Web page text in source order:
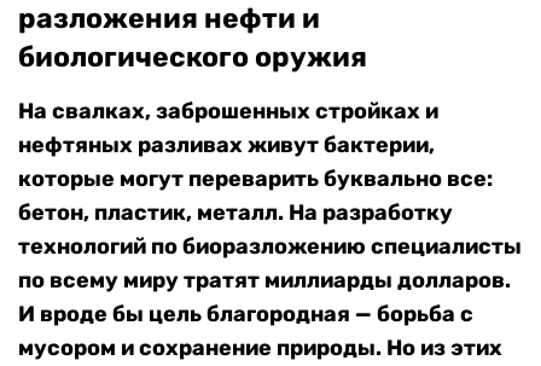
разложения нефти и
биологического оружия
На свалках, заброшенных стройках и
нефтяных разливах живут бактерии,
которые могут переварить буквально все:
бетон, пластик, металл. На разработку
технологий по биоразложению специалисты
по всему миру тратят миллиарды долларов.
И вроде бы цель благородная — борьба с
мусором и сохранение природы. Но из этих